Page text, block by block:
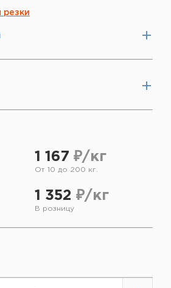
резки
1 167 ₽/кг
От 10 до 200 кг.
1 352 ₽/кг
В розницу